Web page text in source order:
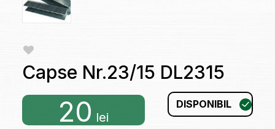
Capse Nr.23/15 DL2315
20 lei
DISPONIBIL